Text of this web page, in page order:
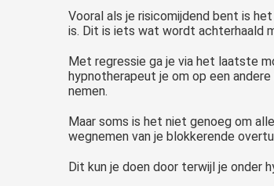
Vooral als je risicomijdend bent is
is. Dit is iets wat wordt achterhaald
Met regressie ga je via het laatste
hypnotherapeut je om op een
nemen.
Maar soms is het niet genoeg om
wegnemen van je blokkerende
Dit kun je doen door terwijl je onder